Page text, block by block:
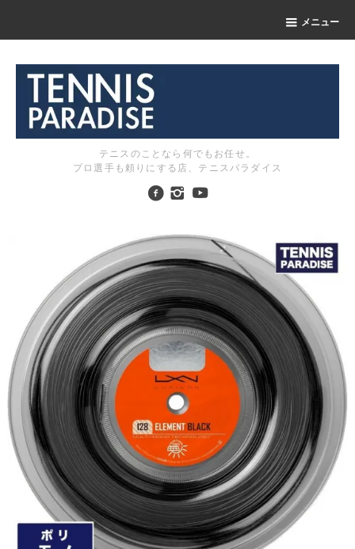
メニュー
テニスのことなら何でもお任せ。
プロ選手も頼りにする店、テニスパラダイス